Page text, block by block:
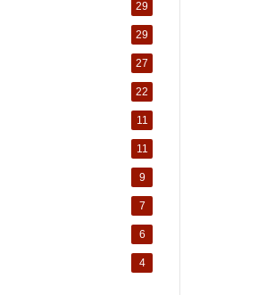
29
29
27
22
11
11
9
7
6
4